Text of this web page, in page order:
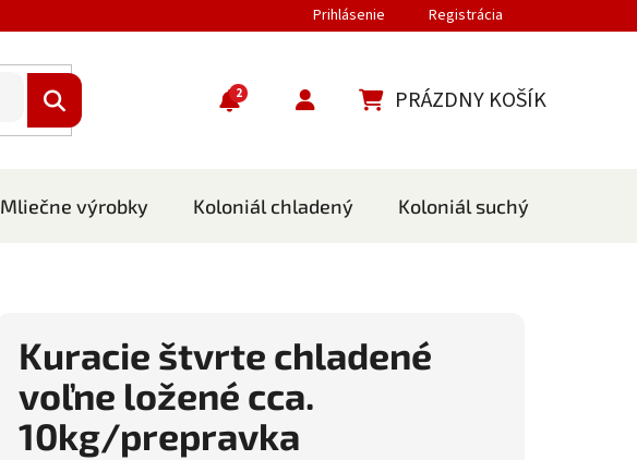
Prihlásenie Registrácia
2 PRÁZDNY KOŠÍK
Mliečne výrobky Koloniál chladený Koloniál suchý
Kuracie štvrte chladené
voľne ložené cca.
10kg/prepravka